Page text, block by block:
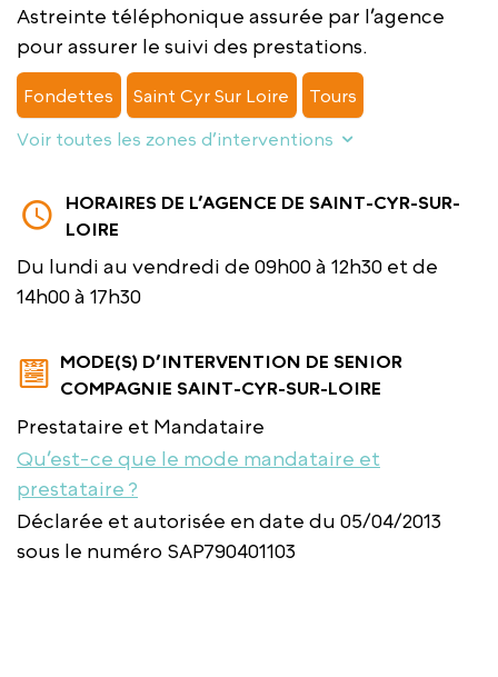
Astreinte téléphonique assurée par l’agence
pour assurer le suivi des prestations.
Fondettes Saint Cyr Sur Loire Tours
Voir toutes les zones d’interventions
HORAIRES DE L’AGENCE DE SAINT-CYR-SUR-
LOIRE
Du lundi au vendredi de 09h00 à 12h30 et de
14h00 à 17h30
MODE(S) D’INTERVENTION DE SENIOR
COMPAGNIE SAINT-CYR-SUR-LOIRE
Prestataire et Mandataire
Qu’est-ce que le mode mandataire et
prestataire ?
Déclarée et autorisée en date du 05/04/2013
sous le numéro SAP790401103